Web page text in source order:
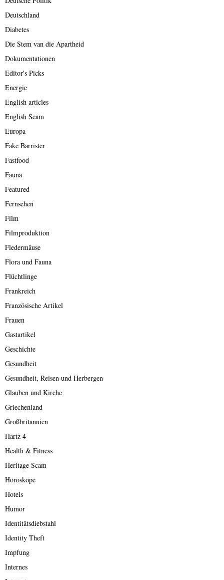
Deutschland
Diabetes
Die Stem van die Apartheid
Dokumentationen
Editor's Picks
Energie
English articles
English Scam
Europa
Fake Barrister
Fastfood
Fauna
Featured
Fernsehen
Film
Filmproduktion
Fledermäuse
Flora und Fauna
Flüchtlinge
Frankreich
Französische Artikel
Frauen
Gastartikel
Geschichte
Gesundheit
Gesundheit, Reisen und Herbergen
Glauben und Kirche
Griechenland
Großbritannien
Hartz 4
Health & Fitness
Heritage Scam
Horoskope
Hotels
Humor
Identitätsdiebstahl
Identity Theft
Impfung
Internes